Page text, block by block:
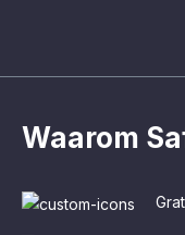
Waarom